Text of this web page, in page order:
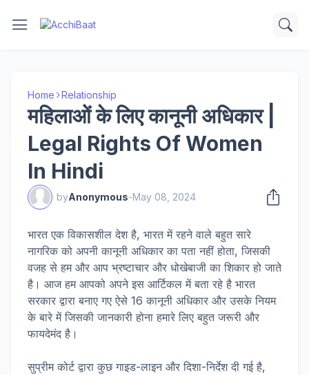
Home Relationship
महिलाओं के लिए कानूनी अधिकार |
Legal Rights Of Women
In Hindi
byAnonymous-May 08, 2024
भारत एक विकासशील देश है, भारत में रहने वाले बहुत सारे
नागरिक को अपनी कानूनी अधिकार का पता नहीं होता, जिसकी
वजह से हम और आप भ्रष्टाचार और धोखेबाजी का शिकार हो जाते
है। आज हम आपको अपने इस आर्टिकल में बता रहे है भारत
सरकार द्वारा बनाए गए ऐसे 16 कानूनी अधिकार और उसके नियम
के बारे में जिसकी जानकारी होना हमारे लिए बहुत जरूरी और
फायदेमंद है।
सुप्रीम कोर्ट द्वारा कुछ गाइड-लाइन और दिशा-निर्देश दी गई है,